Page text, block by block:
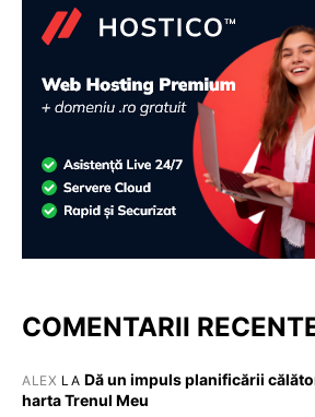
COMENTARII
ALEX LA Dă un impuls planificării
harta Trenul Meu